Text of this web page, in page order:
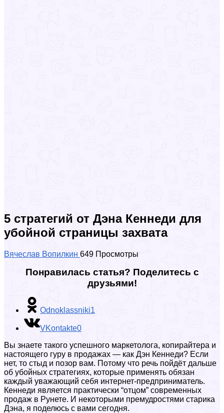
5 стратегий от Дэна Кеннеди для
убойной страницы захвата
Вячеслав Вопилкин 649 Просмотры
Понравилась статья? Поделитесь с
друзьями!
Odnoklassniki1
VKontakte0
Вы знаете такого успешного маркетолога, копирайтера и
настоящего гуру в продажах — как Дэн Кеннеди? Если
нет, то стыд и позор вам. Потому что речь пойдёт дальше
об убойных стратегиях, которые применять обязан
каждый уважающий себя интернет-предприниматель.
Кеннеди является практически “отцом” современных
продаж в Рунете. И некоторыми премудростями старика
Дэна, я поделюсь с вами сегодня.